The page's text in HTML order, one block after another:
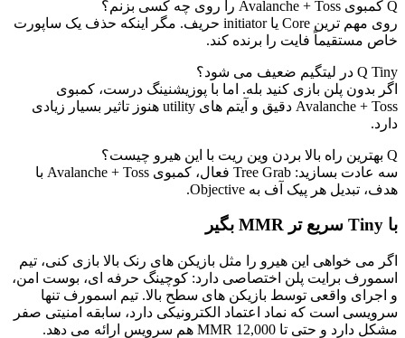
Q کمبوی Avalanche + Toss را روی چه کسی بزنم؟
روی مهم ترین Core یا initiator حریف. مگر اینکه حذف یک ساپورت
خاص مستقیماً فایت را برنده کند.
Q Tiny در لیتگیم ضعیف می شود؟
اگر بدون پلن بازی کنید بله. اما با پوزیشنینگ درست، کمبوی
Avalanche + Toss دقیق و آیتم های utility هنوز تاثیر بسیار زیادی
دارد.
Q بهترین راه بالا بردن وین ریت با این هیرو چیست؟
سه عادت بسازید: Tree Grab فعال، کمبوی Avalanche + Toss با
هدف، تبدیل هر پیک آف به Objective.
با Tiny سریع تر MMR بگیر
اگر می خواهی این هیرو را مثل بازیکن های رنک بالا بازی کنی، تیم
اسمورف برایت پلن اختصاصی دارد: کوچینگ حرفه ای، بوست امن،
و اجرای واقعی توسط بازیکن های سطح بالا. تیم اسمورف تنها
سرویسی است که نماد اعتماد الکترونیکی دارد، سابقه امنیتی صفر
مشکل دارد و حتی تا 12,000 MMR هم سرویس ارائه می دهد.